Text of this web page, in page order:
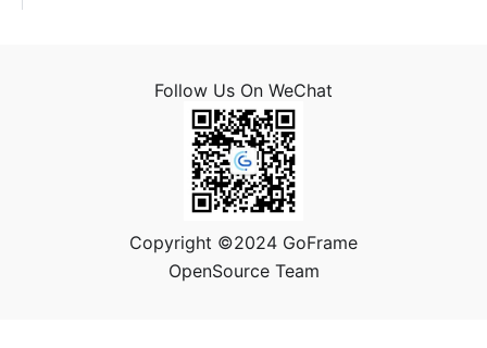
Follow Us On WeChat
Copyright ©2024 GoFrame
OpenSource Team